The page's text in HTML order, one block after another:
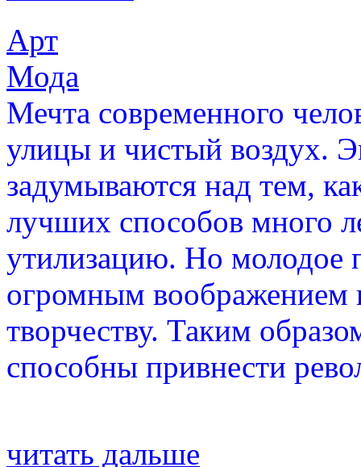
Арт
Мода
Мечта современного
улицы и чистый воздух.
задумываются над тем,
лучших способов много
утилизацию. Но молодое
огромным воображением
творчеству. Таким
способны привнести
читать дальше